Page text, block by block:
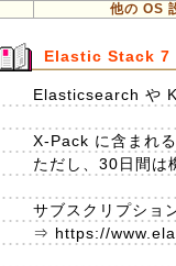
他の OS
Elastic Stack
Elasticsearch や
X-Pack に含まれ
ただし、30日間は
サブスクリプショ
⇒ https://